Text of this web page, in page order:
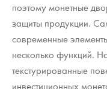
поэтому монетные
защиты продукции.
современные
несколько функций.
текстурированные
инвестиционных